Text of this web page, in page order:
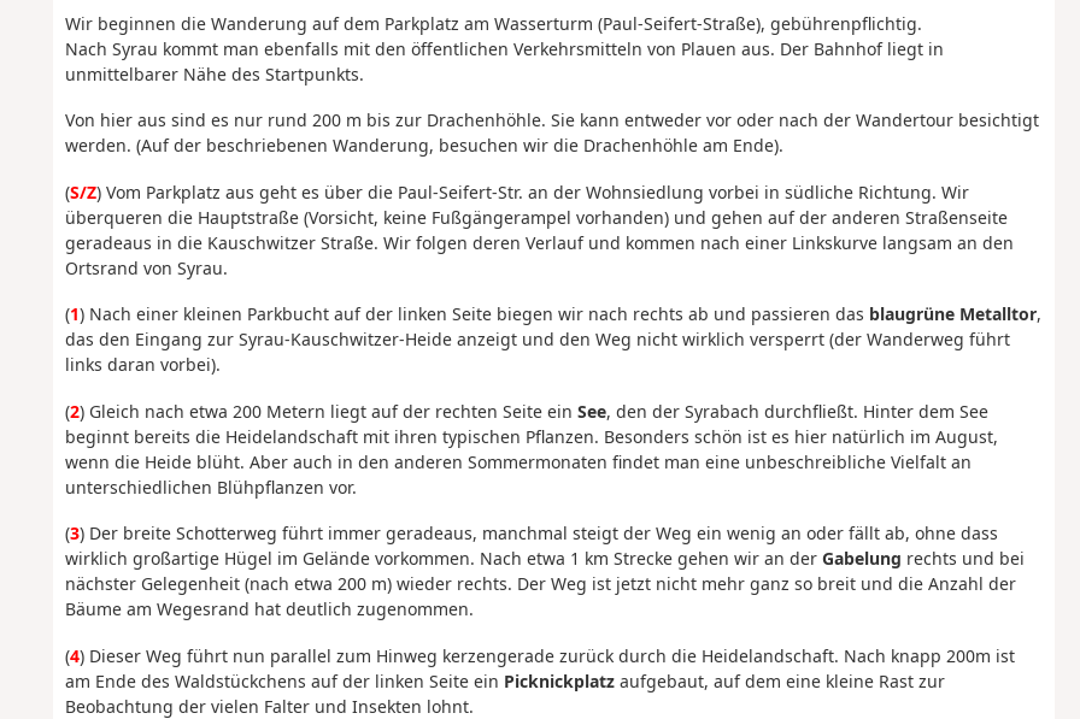
Wir beginnen die Wanderung auf dem Parkplatz am Wasserturm (Paul-Seifert-Straße), gebührenpflichtig.
Nach Syrau kommt man ebenfalls mit den öffentlichen Verkehrsmitteln von Plauen aus. Der Bahnhof liegt in
unmittelbarer Nähe des Startpunkts.
Von hier aus sind es nur rund 200 m bis zur Drachenhöhle. Sie kann entweder vor oder nach der Wandertour besichtigt
werden. (Auf der beschriebenen Wanderung, besuchen wir die Drachenhöhle am Ende).
(S/Z) Vom Parkplatz aus geht es über die Paul-Seifert-Str. an der Wohnsiedlung vorbei in südliche Richtung. Wir
überqueren die Hauptstraße (Vorsicht, keine Fußgängerampel vorhanden) und gehen auf der anderen Straßenseite
geradeaus in die Kauschwitzer Straße. Wir folgen deren Verlauf und kommen nach einer Linkskurve langsam an den
Ortsrand von Syrau.
(1) Nach einer kleinen Parkbucht auf der linken Seite biegen wir nach rechts ab und passieren das blaugrüne Metalltor,
das den Eingang zur Syrau-Kauschwitzer-Heide anzeigt und den Weg nicht wirklich versperrt (der Wanderweg führt
links daran vorbei).
(2) Gleich nach etwa 200 Metern liegt auf der rechten Seite ein See, den der Syrabach durchfließt. Hinter dem See
beginnt bereits die Heidelandschaft mit ihren typischen Pflanzen. Besonders schön ist es hier natürlich im August,
wenn die Heide blüht. Aber auch in den anderen Sommermonaten findet man eine unbeschreibliche Vielfalt an
unterschiedlichen Blühpflanzen vor.
(3) Der breite Schotterweg führt immer geradeaus, manchmal steigt der Weg ein wenig an oder fällt ab, ohne dass
wirklich großartige Hügel im Gelände vorkommen. Nach etwa 1 km Strecke gehen wir an der Gabelung rechts und bei
nächster Gelegenheit (nach etwa 200 m) wieder rechts. Der Weg ist jetzt nicht mehr ganz so breit und die Anzahl der
Bäume am Wegesrand hat deutlich zugenommen.
(4) Dieser Weg führt nun parallel zum Hinweg kerzengerade zurück durch die Heidelandschaft. Nach knapp 200m ist
am Ende des Waldstückchens auf der linken Seite ein Picknickplatzaufgebaut, auf dem eine kleine Rast zur
Beobachtung der vielen Falter und Insekten lohnt.